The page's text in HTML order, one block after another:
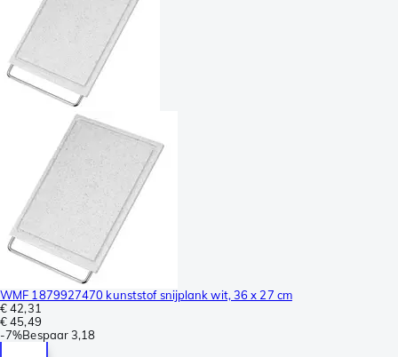
WMF 1879927470 kunststof snijplank wit, 36 x 27 cm
€ 42,31
€ 45,49
-7%Bespaar3,18